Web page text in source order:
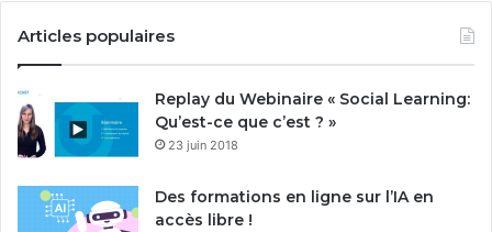
Articles populaires
Replay du Webinaire « Social Learning:
Qu’est-ce que c’est ? »
23 juin 2018
Des formations en ligne sur l’IA en
accès libre !